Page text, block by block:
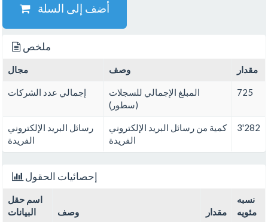
أضف إلى السلة
ملخص
مجال وصف مقدار
إجمالي عدد الشركات
المبلغ الإجمالي للسجلات
(سطور)
725
رسائل البريد الإلكتروني
الفريدة
كمية من رسائل البريد الإلكتروني
الفريدة
3'282
إحصائيات الحقول
اسم حقل
البيانات
وصف مقدار
نسبه
مئويه